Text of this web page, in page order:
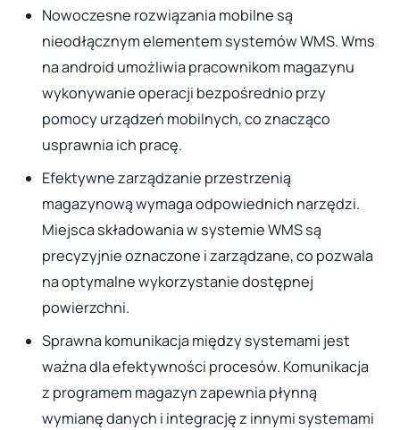
Nowoczesne rozwiązania mobilne są
nieodłącznym elementem systemów WMS. Wms
na android umożliwia pracownikom magazynu
wykonywanie operacji bezpośrednio przy
pomocy urządzeń mobilnych, co znacząco
usprawnia ich pracę.
Efektywne zarządzanie przestrzenią
magazynową wymaga odpowiednich narzędzi.
Miejsca składowania w systemie WMS są
precyzyjnie oznaczone i zarządzane, co pozwala
na optymalne wykorzystanie dostępnej
powierzchni.
Sprawna komunikacja między systemami jest
ważna dla efektywności procesów. Komunikacja
z programem magazyn zapewnia płynną
wymianę danych i integrację z innymi systemami